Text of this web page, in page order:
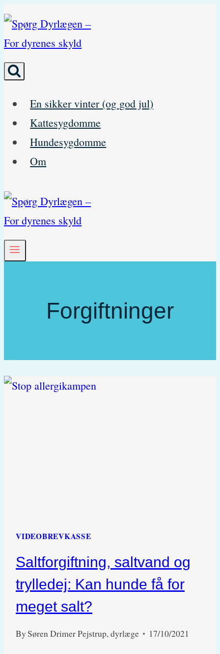
Skip
content
En sikker vinter (og god jul)
Kattesygdomme
Hundesygdomme
Om
Forgiftninger
VIDEOBREVKASSE
Saltforgiftning, saltvand og
trylledej: Kan hunde få for
meget salt?
BySøren Drimer Pejstrup, dyrlæge 17/10/2021